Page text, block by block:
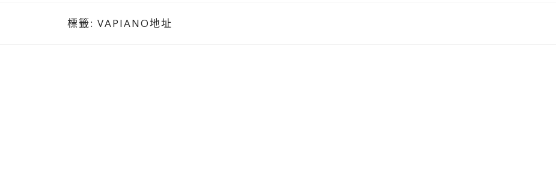
標籤: VAPIANO地址